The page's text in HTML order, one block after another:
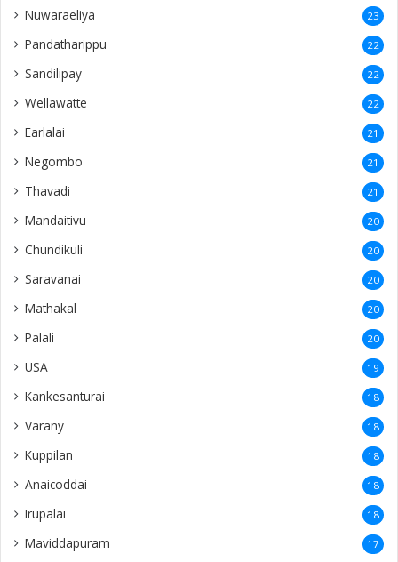
Nuwaraeliya 23
Pandatharippu 22
Sandilipay 22
Wellawatte 22
Earlalai 21
Negombo 21
Thavadi 21
Mandaitivu 20
Chundikuli 20
Saravanai 20
Mathakal 20
Palali 20
USA 19
Kankesanturai 18
Varany 18
Kuppilan 18
Anaicoddai 18
Irupalai 18
Maviddapuram 17